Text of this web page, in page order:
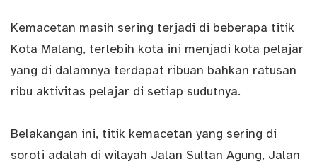
Kemacetan masih sering terjadi di beberapa titik
Kota Malang, terlebih kota ini menjadi kota pelajar
yang di dalamnya terdapat ribuan bahkan ratusan
ribu aktivitas pelajar di setiap sudutnya.
Belakangan ini, titik kemacetan yang sering di
soroti adalah di wilayah Jalan Sultan Agung, Jalan